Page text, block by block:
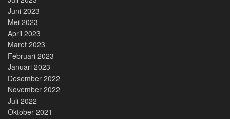
Juni 2023
Mei 2023
April 2023
Maret 2023
Februari 2023
Januari 2023
Desember 2022
November 2022
Juli 2022
Oktober 2021